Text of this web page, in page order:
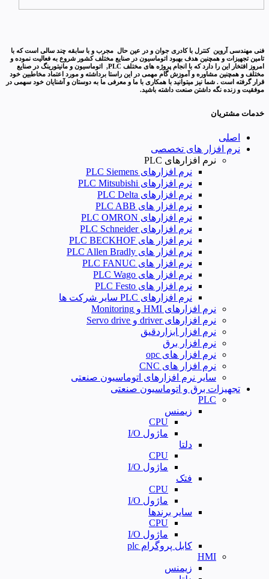
فنی مهندسی آروین کنترل با کادری جوان و در عین حال مجرب و با سابقه چند سالی است که با
تامین تجهیزات و همچنین هدف بهبود اتوماسیون در صنایع مختلف کشور شروع به فعالیت نموده و
امروز افتخار این را دارد که با انجام پروژه های مختلف PLC, اتوماسیون و مانیتورینگ در صنایع
مختلف و همچنین مشاوره و آموزش گام مهمی در این راستا برداشته و مورد اعتماد مخاطبین خود
قرار گرفته است . شما نیز میتوانید با همکاری با ما و معرفی ما به دوستان و آشنایان خود سهمی در
موفقیت و زنده نگه داشتن صنعت داشته باشید.
خدمات مشتریان
اصلی
نرم افزار های تخصصی
نرم افزارهای PLC
نرم افزارهای PLC Siemens
نرم افزارهای PLC Mitsubishi
نرم‌ افزارهای PLC Delta
نرم افزار های PLC ABB
نرم افزارهای PLC OMRON
نرم افزارهای PLC Schneider
نرم افزار های PLC BECKHOF
نرم افزار های PLC Allen Bradly
نرم افزار های PLC FANUC
نرم افزار های PLC Wago
نرم افزار های PLC Festo
نرم افزارهای PLC سایر شرکت ها
نرم افزارهای HMI و Monitoring
نرم افزارهای driver و Servo drive
نرم افزار ابزاردقیق
نرم افزار برق
نرم افزار های opc
نرم افزار های CNC
سایر نرم افزارهای اتوماسیون صنعتی
تجهیزات برق و اتوماسیون صنعتی
PLC
زیمنس
CPU
ماژول I/O
دلتا
CPU
ماژول I/O
فتک
CPU
ماژول I/O
سایر برندها
CPU
ماژول I/O
کابل پروگرام plc
HMI
زیمنس